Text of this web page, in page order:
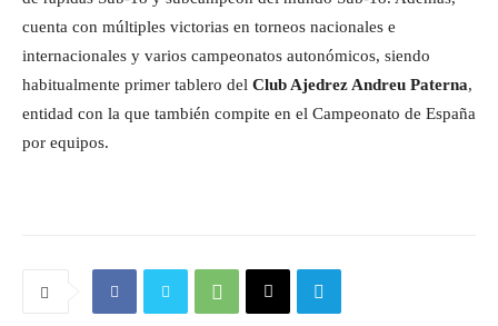
cuenta con múltiples victorias en torneos nacionales e
internacionales y varios campeonatos autonómicos, siendo
habitualmente primer tablero del Club Ajedrez Andreu Paterna,
entidad con la que también compite en el Campeonato de España
por equipos.